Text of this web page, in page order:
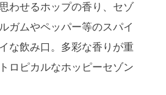
わせるホップの香り、セゾ
ガムやペッパー等のスパイ
な飲み口。多彩な香りが重
ロピカルなホッピーセゾン